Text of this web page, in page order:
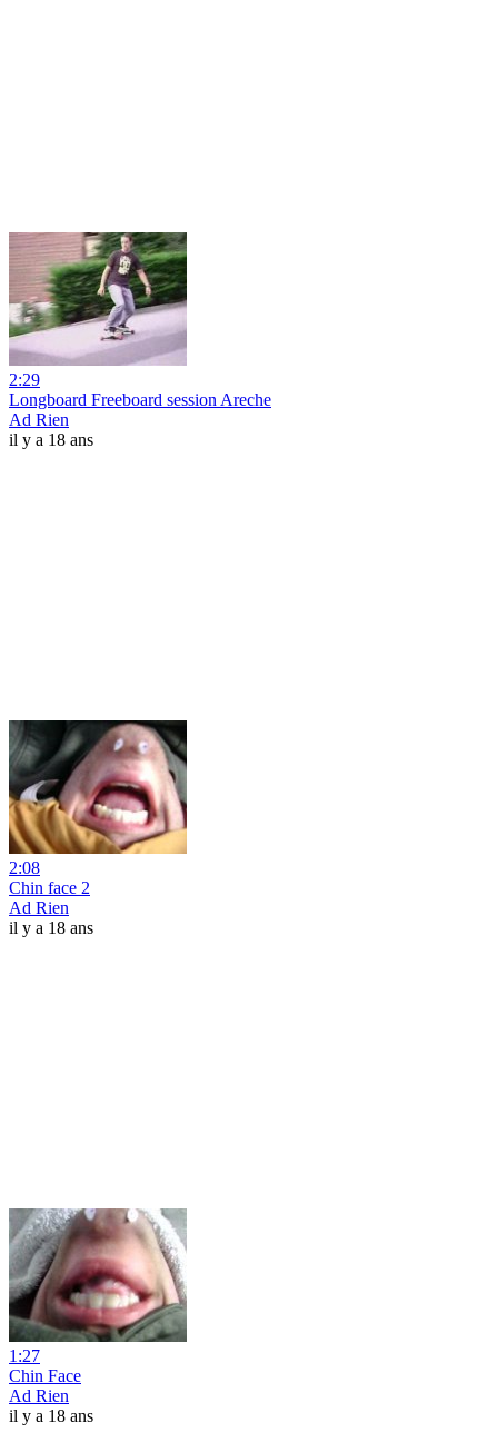
2:29
Longboard Freeboard session Areche
Ad Rien
il y a 18 ans
2:08
Chin face 2
Ad Rien
il y a 18 ans
1:27
Chin Face
Ad Rien
il y a 18 ans